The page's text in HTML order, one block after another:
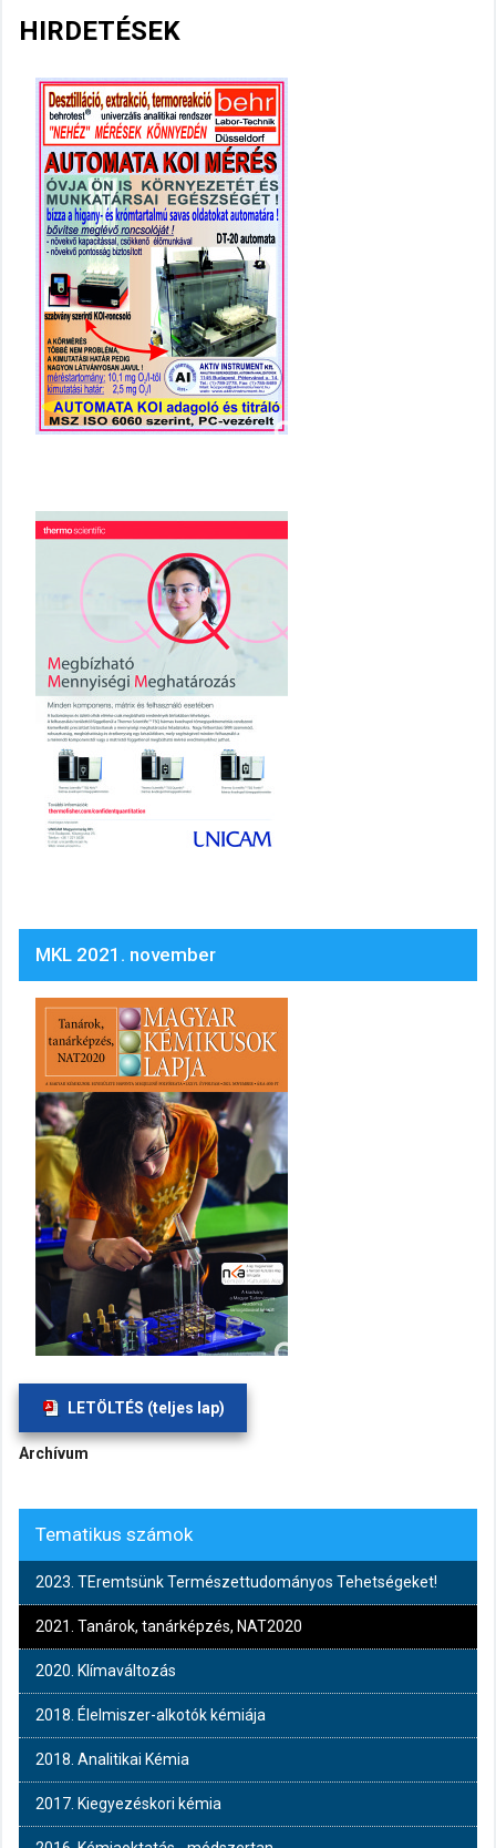
HIRDETÉSEK
MKL 2021. november
LETÖLTÉS (teljes lap)
Archívum
Tematikus számok
2023. TEremtsünk Természettudományos Tehetségeket!
2021. Tanárok, tanárképzés, NAT2020
2020. Klímaváltozás
2018. Élelmiszer-alkotók kémiája
2018. Analitikai Kémia
2017. Kiegyezéskori kémia